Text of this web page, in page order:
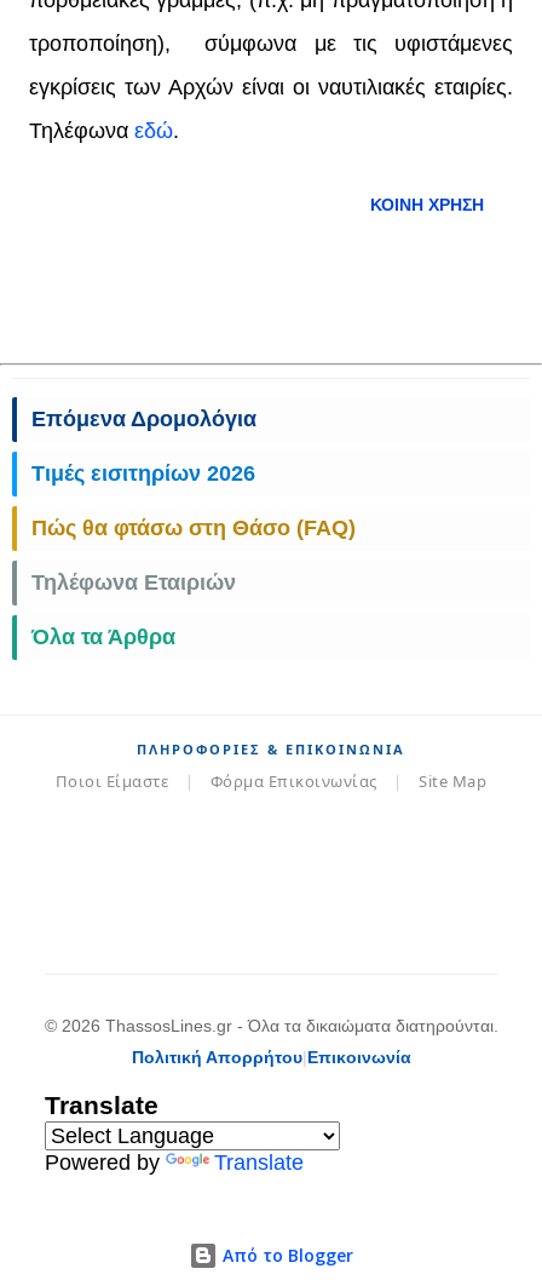
τροποποίηση), σύμφωνα με τις υφιστάμενες
εγκρίσεις των Αρχών είναι οι ναυτιλιακές εταιρίες.
Τηλέφωνα εδώ.
ΚΟΙΝΉ ΧΡΉΣΗ
Επόμενα Δρομολόγια
Τιμές εισιτηρίων 2026
Πώς θα φτάσω στη Θάσο (FAQ)
Τηλέφωνα Εταιριών
Όλα τα Άρθρα
ΠΛΗΡΟΦΟΡΊΕΣ & ΕΠΙΚΟΙΝΩΝΊΑ
Ποιοι Είμαστε | Φόρμα Επικοινωνίας | Site Map
© 2026 ThassosLines.gr - Όλα τα δικαιώματα διατηρούνται.
Πολιτική Απορρήτου|Επικοινωνία
Translate
Powered by Translate
Από το Blogger